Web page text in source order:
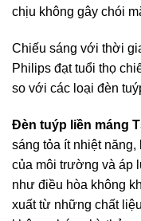
chịu không gây chói
Chiếu sáng với thời
Philips đạt tuổi thọ
so với các loại đèn
Đèn tuýp liền máng
sáng tỏa ít nhiệt
của môi trường và áp
như điều hòa không
xuất từ những chất